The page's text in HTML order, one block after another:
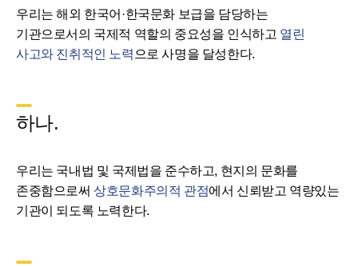
우리는 해외 한국어·한국문화 보급을 담당하는
기관으로서의 국제적 역할의 중요성을 인식하고 열린
사고와 진취적인 노력 으로 사명을 달성한다.
하나.
우리는 국내법 및 국제법을 준수하고, 현지의 문화를
존중함으로써상호문화주의적 관점에서 신뢰받고 역량있는
기관이 되도록 노력한다.